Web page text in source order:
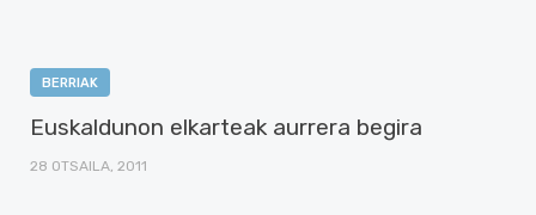
BERRIAK
Euskaldunon elkarteak aurrera begira
28 OTSAILA, 2011